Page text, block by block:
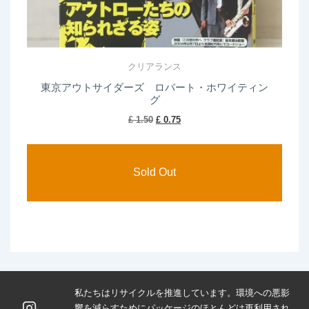
クリアランス
東京アウトサイダーズ ロバート・ホワイティン
グ
£1.50 Original
£ 1.50.
£ 0.75Current
私たちはリサイクルを推進しています。環境への悪影